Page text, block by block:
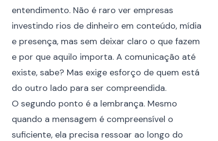
entendimento. Não é raro ver empresas
investindo rios de dinheiro em conteúdo, mídia
e presença, mas sem deixar claro o que fazem
e por que aquilo importa. A comunicação até
existe, sabe? Mas exige esforço de quem está
do outro lado para ser compreendida.
O segundo ponto é a lembrança. Mesmo
quando a mensagem é compreensível o
suficiente, ela precisa ressoar ao longo do